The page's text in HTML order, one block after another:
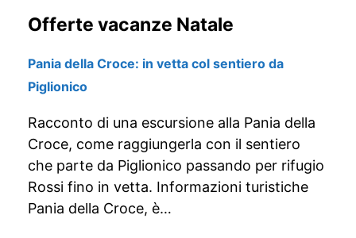
Offerte vacanze Natale
Pania della Croce: in vetta col sentiero da
Piglionico
Racconto di una escursione alla Pania della
Croce, come raggiungerla con il sentiero
che parte da Piglionico passando per rifugio
Rossi fino in vetta. Informazioni turistiche
Pania della Croce, è…